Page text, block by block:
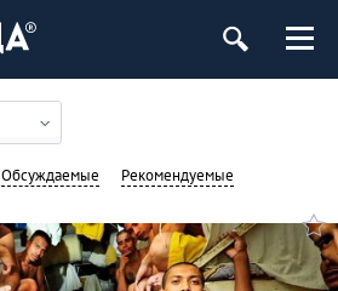
Обсуждаемые Рекомендуемые